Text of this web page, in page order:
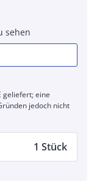
sehen
geliefert; eine
jedoch nicht
1 Stück